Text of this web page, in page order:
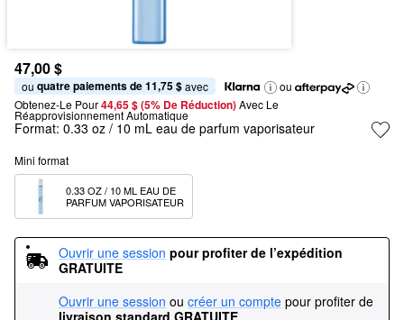
47,00 $
ou quatre paiements de 11,75 $ avec
ou
Obtenez-Le Pour44,65 $ (5% De Réduction) Avec Le
Réapprovisionnement Automatique
Format: 0.33 oz / 10 mL eau de parfum vaporisateur
Mini format
0.33 OZ / 10 ML EAU DE
PARFUM VAPORISATEUR
Ouvrir une session pour profiter de l’expédition
GRATUITE
Ouvrir une session ou créer un compte pour profiter de
livraison standard GRATUITE.